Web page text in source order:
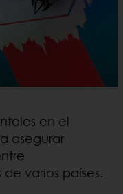
en el
asegurar
varios países.